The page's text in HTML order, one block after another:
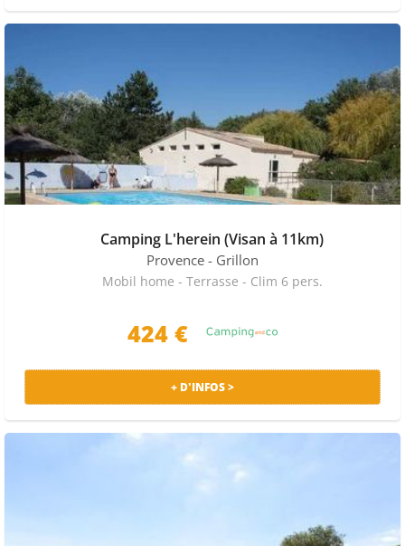
parmi les campings disponible le 4 juillet ceux qui
Côté hébergement, vous pourrez séjourner dans des
mobil-homes spacieux, des chalets confortables, des
gîtes, des caravanes, des gamping ou tout simplement
sur un emplacement dans une tente ou camping-car.
Le saviez-vous ?
Sur notre comparateur camping, tous les prix sont TTC
et incluent les frais de dossier. Ainsi, cet affichage offre
une plus grande transparence à l’internaute.
Voir aussi les locations de mobil home sur les autres semaines
Camping 25 juillet 2026
Camping L'herein (Visan à 11km)
Provence - Grillon
Mobil home - Terrasse - Clim 6 pers.
424 €
+ D'INFOS >